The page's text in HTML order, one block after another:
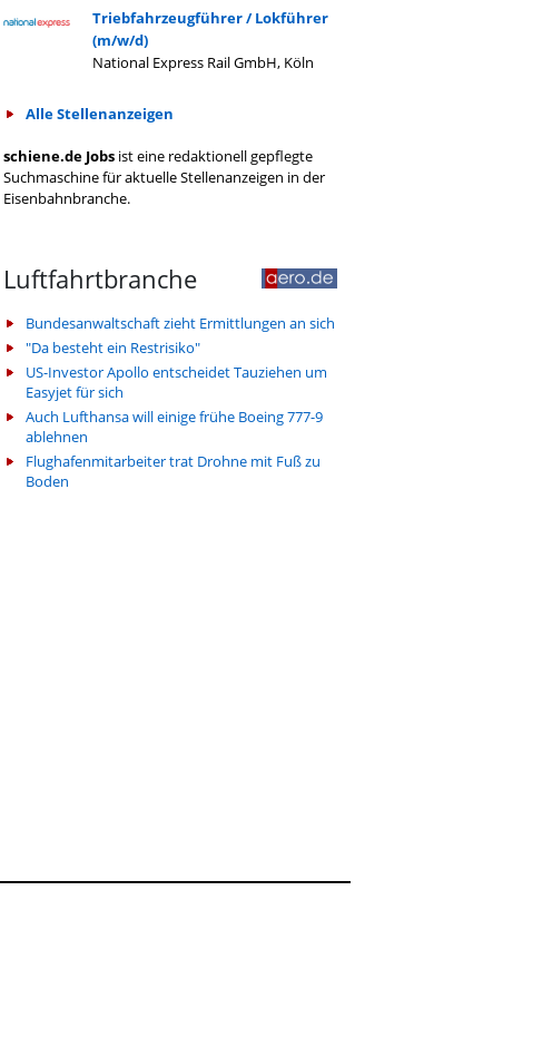
Triebfahrzeugführer / Lokführer
(m/w/d)
National Express Rail GmbH, Köln
Alle Stellenanzeigen
schiene.de Jobs ist eine redaktionell gepflegte
Suchmaschine für aktuelle Stellenanzeigen in der
Eisenbahnbranche.
Luftfahrtbranche
Bundesanwaltschaft zieht Ermittlungen an sich
"Da besteht ein Restrisiko"
US-Investor Apollo entscheidet Tauziehen um
Easyjet für sich
Auch Lufthansa will einige frühe Boeing 777-9
ablehnen
Flughafenmitarbeiter trat Drohne mit Fuß zu
Boden